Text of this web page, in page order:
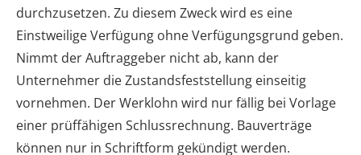
durchzusetzen. Zu diesem Zweck wird es eine
Einstweilige Verfügung ohne Verfügungsgrund geben.
Nimmt der Auftraggeber nicht ab, kann der
Unternehmer die Zustandsfeststellung einseitig
vornehmen. Der Werklohn wird nur fällig bei Vorlage
einer prüffähigen Schlussrechnung. Bauverträge
können nur in Schriftform gekündigt werden.